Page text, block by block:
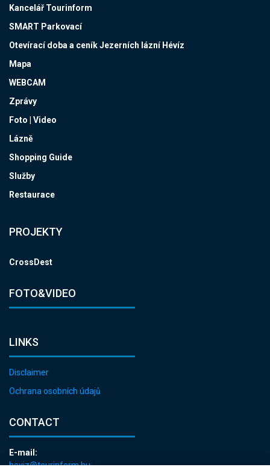
Kancelář Tourinform
SMART Parkovací
Otevírací doba a ceník Jezerních lázní Hévíz
Mapa
WEBCAM
Zprávy
Foto | Video
Lázně
Shopping Guide
Služby
Restaurace
PROJEKTY
CrossDest
FOTO&VIDEO
LINKS
Disclaimer
Ochrana osobních údajů
CONTACT
E-mail:
heviz@tourinform.hu